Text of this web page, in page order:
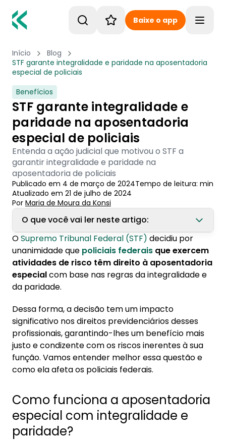
Baixe o app
Início
Blog
STF garante integralidade e paridade na aposentadoria
especial de policiais
Benefícios
STF garante integralidade e
paridade na aposentadoria
especial de policiais
Entenda a ação judicial que motivou o STF a
garantir integralidade e paridade na
aposentadoria de policiais
Publicado em 4 de março de 2024Tempo de leitura: min
Atualizado em 21 de julho de 2024
Por Maria de Moura da Konsi
O que você vai ler neste artigo:
1. Como funciona a aposentadoria especial
com integralidade e paridade?
2. Ação movida por policial civil motivou a
decisão
OSupremo Tribunal Federal (STF) decidiu por
unanimidade que policiais federais que exercem
atividades de risco têm direito à aposentadoria
especialcom base nas regras da integralidade e
da paridade.
Dessa forma, a decisão tem um impacto
significativo nos direitos previdenciários desses
profissionais, garantindo-lhes um benefício mais
justo e condizente com os riscos inerentes à sua
função. Vamos entender melhor essa questão e
como ela afeta os policiais federais.
Como funciona a aposentadoria
especial com integralidade e
paridade?